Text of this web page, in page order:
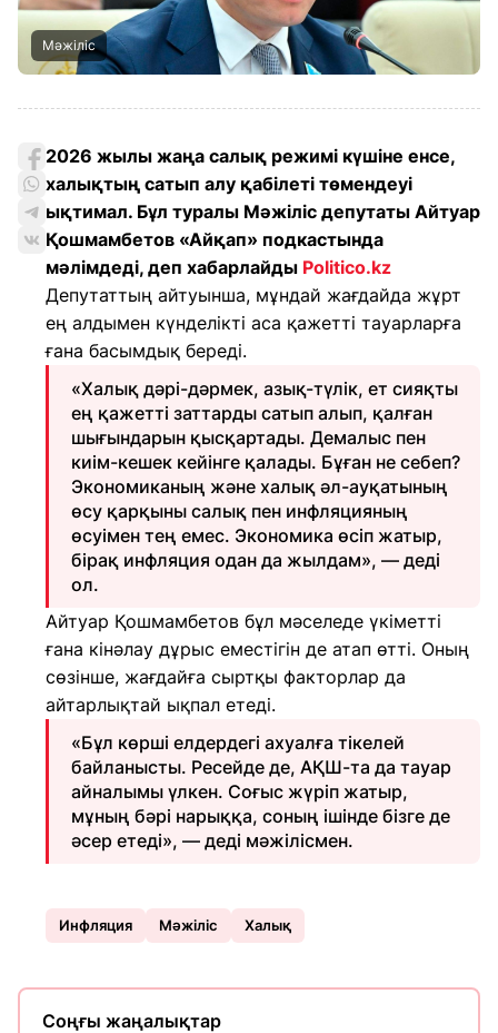
Мәжіліс
2026 жылы жаңа салық режимі күшіне енсе,
халықтың сатып алу қабілеті төмендеуі
ықтимал. Бұл туралы Мәжіліс депутаты Айтуар
Қошмамбетов «Айқап» подкастында
мәлімдеді, деп хабарлайды Politico.kz
Депутаттың айтуынша, мұндай жағдайда жұрт
ең алдымен күнделікті аса қажетті тауарларға
ғана басымдық береді.
«Халық дәрі-дәрмек, азық-түлік, ет сияқты
ең қажетті заттарды сатып алып, қалған
шығындарын қысқартады. Демалыс пен
киім-кешек кейінге қалады. Бұған не себеп?
Экономиканың және халық әл-ауқатының
өсу қарқыны салық пен инфляцияның
өсуімен тең емес. Экономика өсіп жатыр,
бірақ инфляция одан да жылдам», — деді
ол.
Айтуар Қошмамбетов бұл мәселеде үкіметті
ғана кінәлау дұрыс еместігін де атап өтті. Оның
сөзінше, жағдайға сыртқы факторлар да
айтарлықтай ықпал етеді.
«Бұл көрші елдердегі ахуалға тікелей
байланысты. Ресейде де, АҚШ-та да тауар
айналымы үлкен. Соғыс жүріп жатыр,
мұның бәрі нарыққа, соның ішінде бізге де
әсер етеді», — деді мәжілісмен.
Инфляция Мәжіліс Халық
Соңғы жаңалықтар